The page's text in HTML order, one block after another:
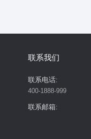
联系我们
联系电话:
400-1888-999
联系邮箱: